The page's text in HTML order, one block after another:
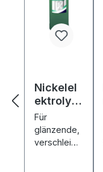
Nickelel
ektrolyt
(1000
ml)
Für
glänzende,
verschleißf